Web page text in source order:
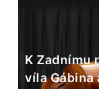
K Zadnímu
víla Gábina